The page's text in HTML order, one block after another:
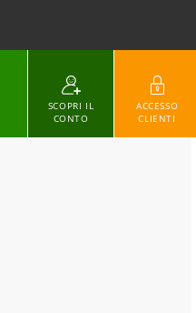
SCOPRI IL
CONTO
ACCESSO
CLIENTI